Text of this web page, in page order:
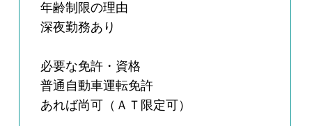
年齢制限の理由
深夜勤務あり
必要な免許・資格
普通自動車運転免許
あれば尚可（ＡＴ限定可）